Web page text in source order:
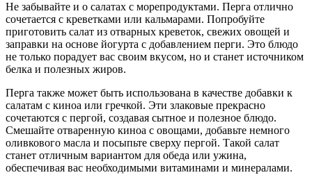
Не забывайте и о салатах с морепродуктами. Перга отлично
сочетается с креветками или кальмарами. Попробуйте
приготовить салат из отварных креветок, свежих овощей и
заправки на основе йогурта с добавлением перги. Это блюдо
не только порадует вас своим вкусом, но и станет источником
белка и полезных жиров.
Перга также может быть использована в качестве добавки к
салатам с киноа или гречкой. Эти злаковые прекрасно
сочетаются с пергой, создавая сытное и полезное блюдо.
Смешайте отваренную киноа с овощами, добавьте немного
оливкового масла и посыпьте сверху пергой. Такой салат
станет отличным вариантом для обеда или ужина,
обеспечивая вас необходимыми витаминами и минералами.